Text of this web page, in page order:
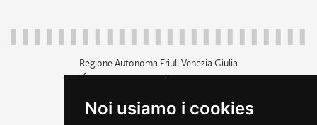
Noi usiamo i cookies
Regione Autonoma Friuli Venezia Giulia
c.f. 80014930327; p.iva 00526040324
+39 040 3771111